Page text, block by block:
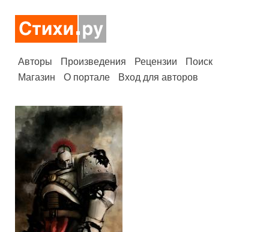
Авторы Произведения Рецензии
Поиск
Магазин
О портале Вход для авторов